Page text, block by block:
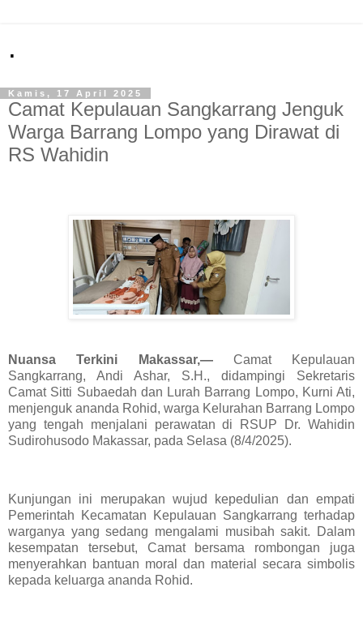
.
Kamis, 17 April 2025
Camat Kepulauan Sangkarrang Jenguk
Warga Barrang Lompo yang Dirawat di
RS Wahidin
Nuansa Terkini Makassar,—Camat Kepulauan
Sangkarrang, Andi Ashar, S.H., didampingi Sekretaris
Camat Sitti Subaedah dan Lurah Barrang Lompo, Kurni Ati,
menjenguk ananda Rohid, warga Kelurahan Barrang Lompo
yang tengah menjalani perawatan di RSUP Dr. Wahidin
Sudirohusodo Makassar, pada Selasa (8/4/2025).
Kunjungan ini merupakan wujud kepedulian dan empati
Pemerintah Kecamatan Kepulauan Sangkarrang terhadap
warganya yang sedang mengalami musibah sakit. Dalam
kesempatan tersebut, Camat bersama rombongan juga
menyerahkan bantuan moral dan material secara simbolis
kepada keluarga ananda Rohid.